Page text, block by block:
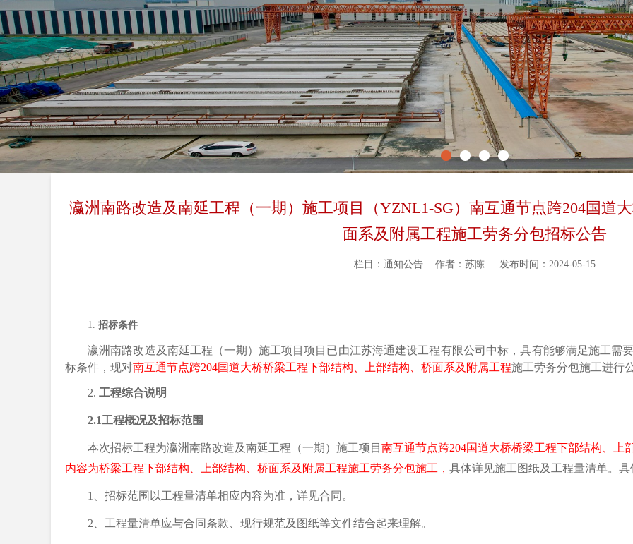
瀛洲南路改造及南延工程（一期）施工项目（YZNL1-SG）南互通节点跨204国道
面系及附属工程施工劳务分包招标公告
栏目：通知公告 作者：苏陈 发布时间：2024-05-15
1. 招标条件
瀛洲南路改造及南延工程（一期）施工项目项目已由江苏海通建设工程有限公司中标，具有能够满足施工需
标条件，现对南互通节点跨204国道大桥桥梁工程下部结构、上部结构、桥面系及附属工程施工劳务分包施工进行
2. 工程综合说明
2.1工程概况及招标范围
本次招标工程为瀛洲南路改造及南延工程（一期）施工项目 南互通节点跨204国道大桥桥梁工程下部结构、上
内容为桥梁工程下部结构、上部结构、桥面系及附属工程施工劳务分包施工， 具体详见施工图纸及工程量清单。
1、招标范围以工程量清单相应内容为准，详见合同。
2、工程量清单应与合同条款、现行规范及图纸等文件结合起来理解。